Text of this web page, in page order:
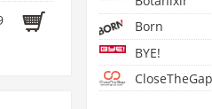
Born
BYE!
CloseTheGap